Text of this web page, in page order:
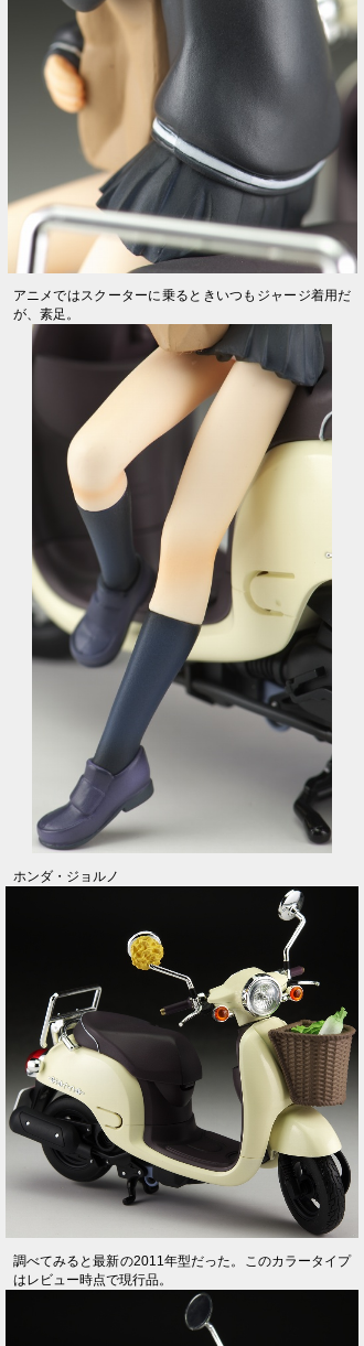
アニメではスクーターに乗るときいつもジャージ着用だ
が、素足。
ホンダ・ジョルノ
調べてみると最新の2011年型だった。このカラータイプ
はレビュー時点で現行品。